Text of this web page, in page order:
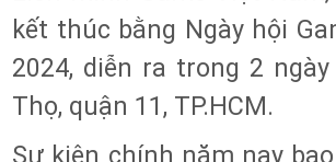
kết thúc bằng Ngày hội
2024, diễn ra trong 2
Thọ, quận 11, TP.HCM.
Sự kiện chính năm nay